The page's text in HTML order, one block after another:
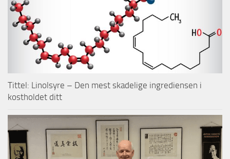
Tittel: Linolsyre – Den mest skadelige ingrediensen i
kostholdet ditt